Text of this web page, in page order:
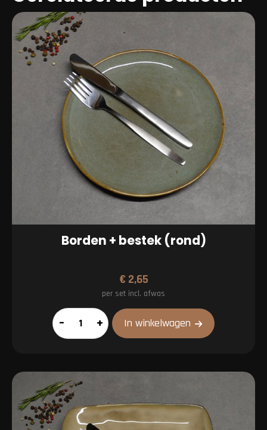
of
12
p.
hapjes
Borden + bestek (rond)
€ 2,65
per set incl. afwas
Borden
+
(rond)
aantal
– + In winkelwagen